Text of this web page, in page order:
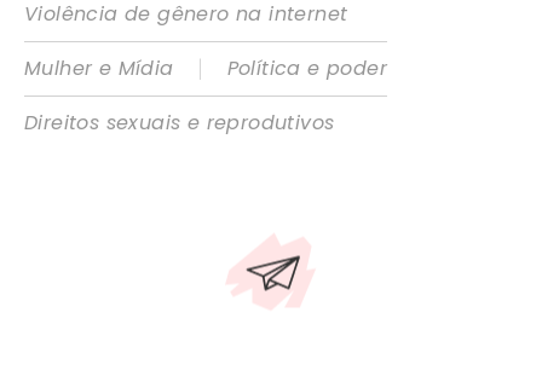
Violência de gênero na internet
Mulher e Mídia
|
Política e poder
Direitos sexuais e reprodutivos